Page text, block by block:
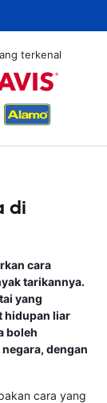
terkenal
di
cara
tarikannya.
yang
hidupan liar
boleh
dengan
cara yang